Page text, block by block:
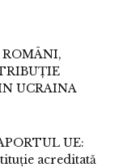
ROMÂNI,
UCRAINA
UE:
acreditată